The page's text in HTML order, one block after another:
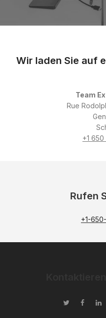
Wir laden Sie auf
Team
Rue
+1
Rufen
+1-